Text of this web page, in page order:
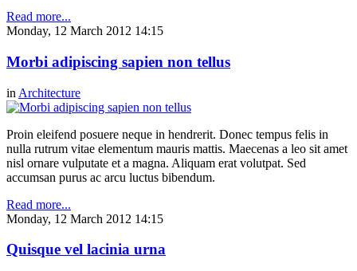
Read more...
Monday, 12 March 2012 14:15
Morbi adipiscing sapien non tellus
in Architecture
Proin eleifend posuere neque in hendrerit. Donec tempus felis in
nulla rutrum vitae elementum mauris mattis. Maecenas a leo sit amet
nisl ornare vulputate et a magna. Aliquam erat volutpat. Sed
accumsan purus ac arcu luctus bibendum.
Read more...
Monday, 12 March 2012 14:15
Quisque vel lacinia urna